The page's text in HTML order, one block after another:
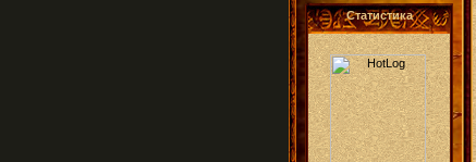
Статистика